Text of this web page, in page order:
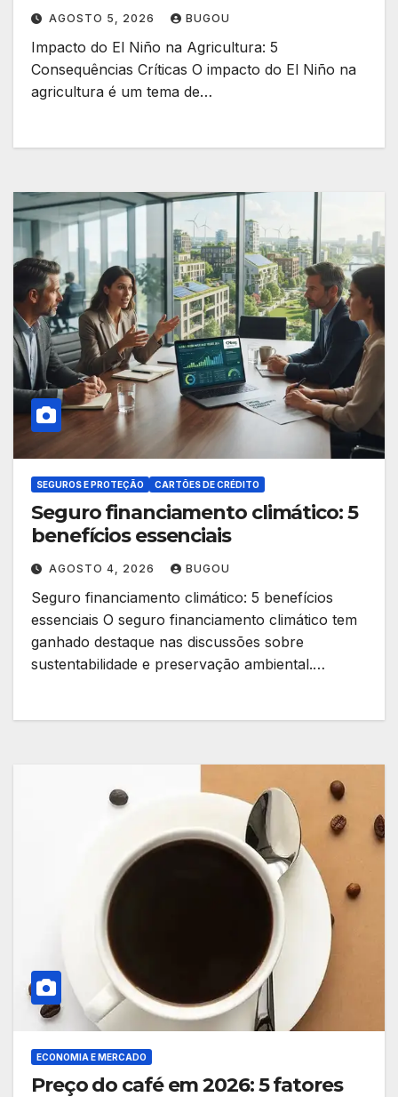
AGOSTO 5, 2026 BUGOU
Impacto do El Niño na Agricultura: 5
Consequências Críticas O impacto do El Niño na
agricultura é um tema de…
SEGUROS E PROTEÇÃO CARTÕES DE CRÉDITO
Seguro financiamento climático: 5
benefícios essenciais
AGOSTO 4, 2026 BUGOU
Seguro financiamento climático: 5 benefícios
essenciais O seguro financiamento climático tem
ganhado destaque nas discussões sobre
sustentabilidade e preservação ambiental.…
ECONOMIA E MERCADO
Preço do café em 2026: 5 fatores